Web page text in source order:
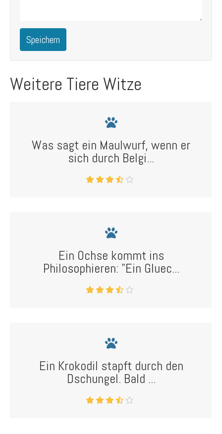
Speichern
Weitere Tiere Witze
Was sagt ein Maulwurf, wenn er
sich durch Belgi...
Ein Ochse kommt ins
Philosophieren: "Ein Gluec...
Ein Krokodil stapft durch den
Dschungel. Bald ...